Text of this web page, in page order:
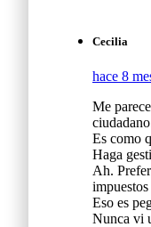
Cecilia
hace 8
Me
Es como
Haga
Ah.
Eso es
Nunca vi